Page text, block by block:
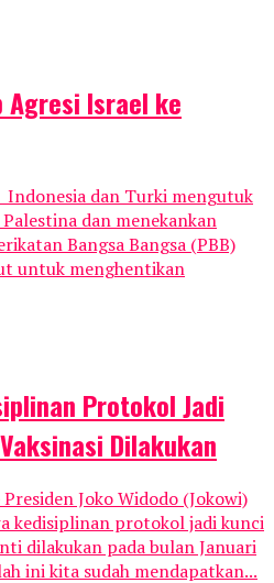
Agresi Israel ke
Indonesia dan Turki mengutuk
dan menekankan
Bangsa Bangsa (PBB)
untuk menghentikan
Protokol Jadi
Dilakukan
Joko Widodo (Jokowi)
kedisiplinan protokol jadi kunci
dilakukan pada bulan Januari
ini kita sudah mendapatkan...